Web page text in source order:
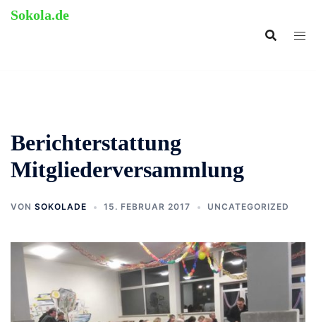
ZumSokola.de
Berichterstattung
Mitgliederversammlung
VON SOKOLADE 15. FEBRUAR 2017 UNCATEGORIZED